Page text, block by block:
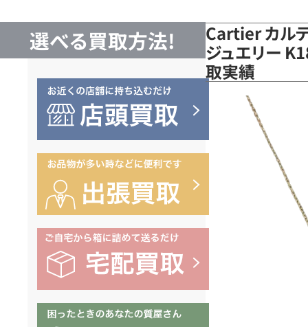
選べる買取方法!
Cartier カル
ジュエリー
取実績